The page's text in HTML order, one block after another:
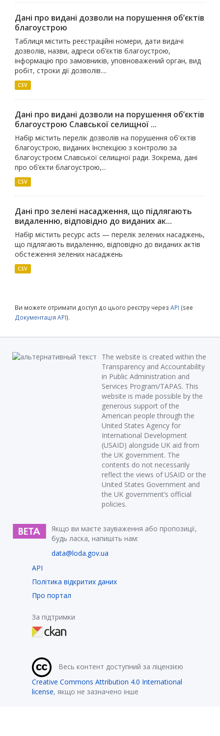
Дані про видані дозволи на порушення об’єктів
благоустрою
Таблиця містить реєстраційні номери, дати видачі
дозволів, назви, адреси об’єктів благоустрою,
інформацію про замовників, уповноважений орган, вид
робіт, строки дії дозволів....
CSV
Дані про видані дозволи на порушення об’єктів
благоустрою Славської селищної ...
Набір містить перелік дозволів на порушення об'єктів
благоустрою, виданих Інспекцією з контролю за
благоустроєм Славської селищної ради. Зокрема, дані
про об’єкти благоустрою,...
CSV
Дані про зелені насадження, що підлягають
видаленню, відповідно до виданих ак...
Набір містить ресурс acts — перелік зелених насаджень,
що підлягають видаленню, відповідно до виданих актів
обстеження зелених насаджень
CSV
Ви можете отримати доступ до цього реєстру через API (see
Документація API).
The website is created within the
Transparency and Accountability
in Public Administration and
Services Program/TAPAS. This
website is made possible by the
generous support of the
American people through the
United States Agency for
International Development
(USAID) alongside UK aid from
the UK government. The
contents do not necessarily
reflect the views of USAID or the
United States Government and
the UK government’s official
policies.
Якщо ви маєте зауваження або пропозиції,
будь ласка, напишіть нам:
data@loda.gov.ua
API
Політика відкритих даних
Про портал
За підтримки
Весь контент доступний за ліцензією
Creative Commons Attribution 4.0 International
license, якщо не зазначено інше